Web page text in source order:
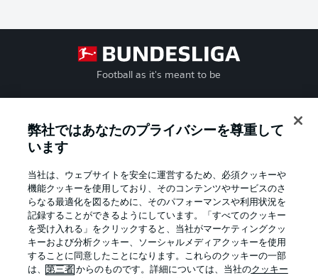
Football as it's meant to be
Official Partners
弊社ではあなたのプライバシーを尊重して
います
当社は、ウェブサイトを安全に運営するため、必須クッキーや
機能クッキーを使用しており、そのコンテンツやサービスのさ
らなる最適化を図るために、そのパフォーマンスや利用状況を
記録することができるようにしています。「すべてのクッキー
を受け入れる」をクリックすると、当社がマーケティングクッ
キーおよび分析クッキー、ソーシャルメディアクッキーを使用
することに同意したことになります。これらのクッキーの一部
は、 第三者からのものです。詳細については、当社のクッキー